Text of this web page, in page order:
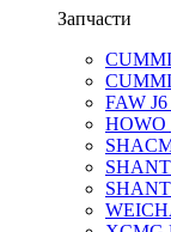
Запчасти
FAW J6
HOWO